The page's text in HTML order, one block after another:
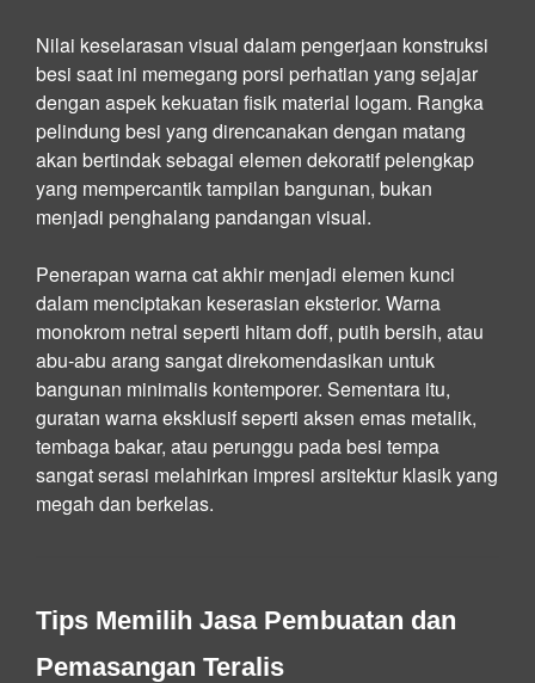
Nilai keselarasan visual dalam pengerjaan konstruksi
besi saat ini memegang porsi perhatian yang sejajar
dengan aspek kekuatan fisik material logam. Rangka
pelindung besi yang direncanakan dengan matang
akan bertindak sebagai elemen dekoratif pelengkap
yang mempercantik tampilan bangunan, bukan
menjadi penghalang pandangan visual.
Penerapan warna cat akhir menjadi elemen kunci
dalam menciptakan keserasian eksterior. Warna
monokrom netral seperti hitam doff, putih bersih, atau
abu-abu arang sangat direkomendasikan untuk
bangunan minimalis kontemporer. Sementara itu,
guratan warna eksklusif seperti aksen emas metalik,
tembaga bakar, atau perunggu pada besi tempa
sangat serasi melahirkan impresi arsitektur klasik yang
megah dan berkelas.
Tips Memilih Jasa Pembuatan dan
Pemasangan Teralis